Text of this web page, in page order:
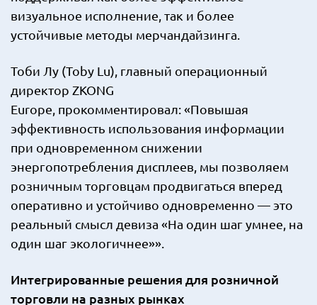
визуальное исполнение, так и более
устойчивые методы мерчандайзинга.
Тоби Лу (Toby Lu), главный операционный
директор ZKONG
Europe, прокомментировал: «Повышая
эффективность использования информации
при одновременном снижении
энергопотребления дисплеев, мы позволяем
розничным торговцам продвигаться вперед
оперативно и устойчиво одновременно — это
реальный смысл девиза «На один шаг умнее, на
один шаг экологичнее»».
Интегрированные решения для розничной
торговли на разных рынках